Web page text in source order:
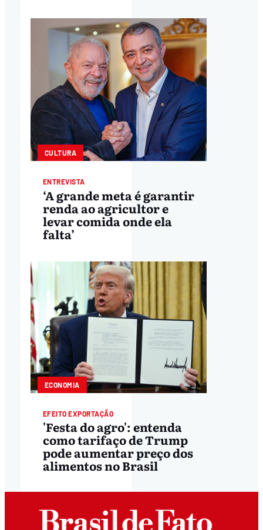
CULTURA
ENTREVISTA
‘A grande meta é garantir
renda ao agricultor e
levar comida onde ela
falta’
ECONOMIA
EFEITO EXPORTAÇÃO
'Festa do agro': entenda
como tarifaço de Trump
pode aumentar preço dos
alimentos no Brasil